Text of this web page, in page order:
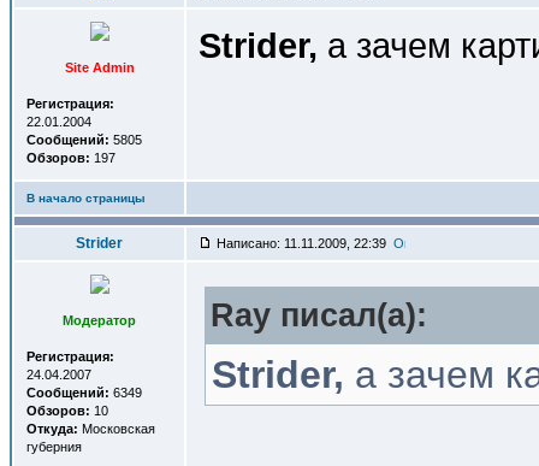
Site Admin
Регистрация:
22.01.2004
Сообщений: 5805
Обзоров: 197
Strider, а зачем
В начало страницы
Strider Написано: 11.11.2009, 22:39
Модератор
Регистрация:
24.04.2007
Сообщений: 6349
Обзоров: 10
Откуда: Московская
губерния
Ray писал(a):
Strider, а зачем